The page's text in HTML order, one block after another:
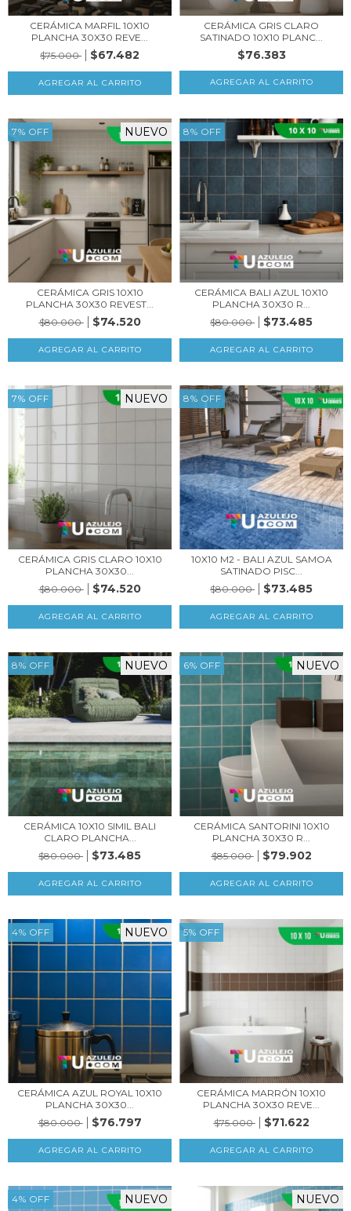
CERÁMICA MARFIL 10X10
PLANCHA 30X30 REVE...
$75.000
$67.482
CERÁMICA GRIS CLARO
SATINADO 10X10 PLANC...
$76.383
7% OFF NUEVO
CERÁMICA GRIS 10X10
PLANCHA 30X30 REVEST...
$80.000
$74.520
8% OFF
CERÁMICA BALI AZUL 10X10
PLANCHA 30X30 R...
$80.000
$73.485
7% OFF NUEVO
CERÁMICA GRIS CLARO 10X10
PLANCHA 30X30...
$80.000
$74.520
8% OFF
10X10 M2 - BALI AZUL SAMOA
SATINADO PISC...
$80.000
$73.485
8% OFF NUEVO
CERÁMICA 10X10 SIMIL BALI
CLARO PLANCHA...
$80.000
$73.485
6% OFF NUEVO
CERÁMICA SANTORINI 10X10
PLANCHA 30X30 R...
$85.000
$79.902
4% OFF NUEVO
CERÁMICA AZUL ROYAL 10X10
PLANCHA 30X30...
$80.000
$76.797
5% OFF
CERÁMICA MARRÓN 10X10
PLANCHA 30X30 REVE...
$75.000
$71.622
4% OFF NUEVO NUEVO